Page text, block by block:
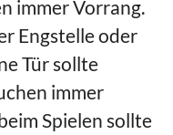
immer Vorrang.
Engstelle oder
Tür sollte
immer
Spielen sollte